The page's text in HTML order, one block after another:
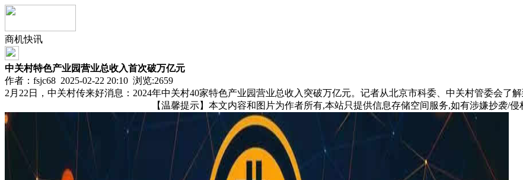
商机快讯
中关村特色产业园营业总收入首次破万亿元
作者：fsjc68 2025-02-22 20:10 浏览:2659
2月22日，中关村传来好消息：2024年中关村40家特色产业园营业总收入突破万亿元。记者从北京市科委、中关村管委会了
【温馨提示】本文内容和图片为作者所有,本站只提供信息存储空间服务,如有涉嫌抄袭/侵